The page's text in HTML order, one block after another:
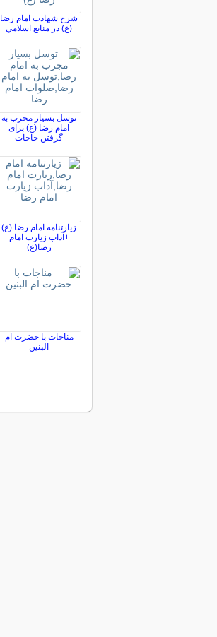
شرح شهادت امام رضا
(ع) در منابع اسلامي
توسل بسیار مجرب به
امام رضا (ع) برای
گرفتن حاجات
زیارتنامه امام رضا (ع)
+آداب زیارت امام
رضا(ع)
مناجات با حضرت ام
البنین